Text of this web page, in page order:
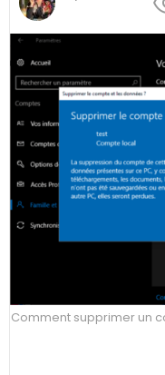
Comment supprimer un